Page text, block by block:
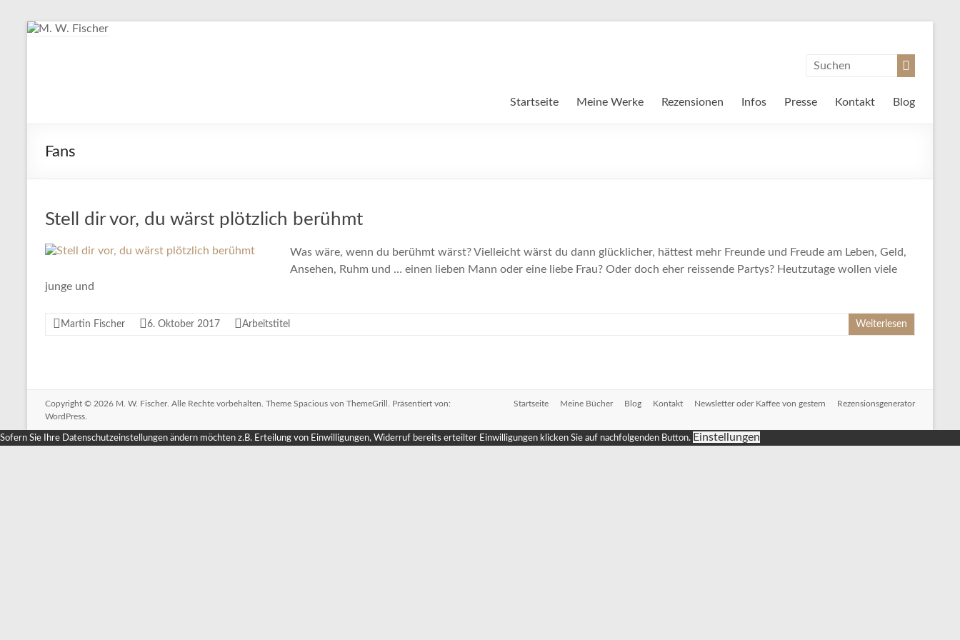
Zum
Startseite Meine Werke Rezensionen Infos Presse Kontakt Blog
Fans
Stell dir vor, du wärst plötzlich berühmt
Was wäre, wenn du berühmt wärst? Vielleicht wärst du dann glücklicher, hättest mehr Freunde und Freude am Leben, Geld,
Ansehen, Ruhm und … einen lieben Mann oder eine liebe Frau? Oder doch eher reissende Partys? Heutzutage wollen viele
junge und
Martin Fischer 6. Oktober 2017 Arbeitstitel Weiterlesen
Copyright © 2026 M. W. Fischer. Alle Rechte vorbehalten. Theme Spacious von ThemeGrill. Präsentiert von:
WordPress
Startseite Meine Bücher Blog Kontakt Newsletter oder Kaffee von gestern Rezensionsgenerator
Sofern Sie Ihre Datenschutzeinstellungen ändern möchten z.B. Erteilung von Einwilligungen, Widerruf bereits erteilter Einwilligungen klicken Sie auf nachfolgenden Button. Einstellungen